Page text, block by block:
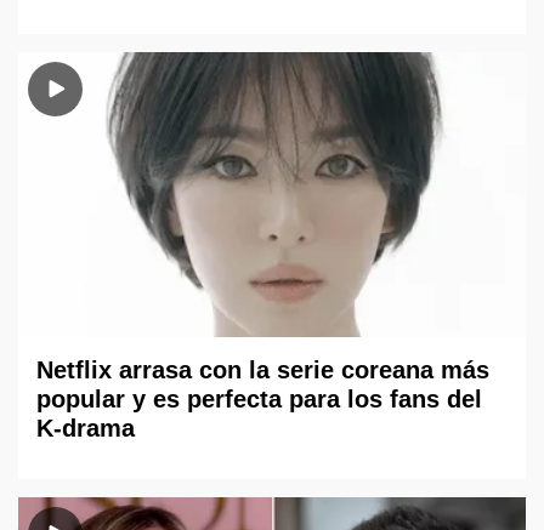
Netflix arrasa con la serie coreana más
popular y es perfecta para los fans del
K-drama